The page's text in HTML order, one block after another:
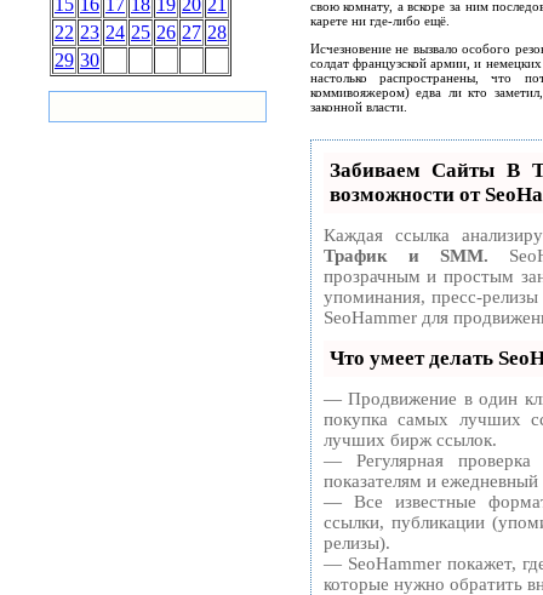
15 16 17 18 19 20 21
22 23 24 25 26 27 28
29 30
свою комнату, а вскоре за ним
карете ни где-либо ещё.
Исчезновение не вызвало особого
солдат французской армии, и
настолько распространены, что
коммивояжером) едва ли кто
законной власти.
Забиваем Сайты
возможности от
Каждая ссылка
Трафик и SMM.
прозрачным и простым
упоминания, пресс-
SeoHammer для
Что умеет делать
— Продвижение в один
покупка самых лучших
лучших бирж ссылок.
— Регулярная
показателям и ежедневный
— Все известные
ссылки, публикации
релизы).
— SeoHammer покажет,
которые нужно обратить